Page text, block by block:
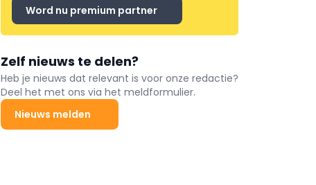
Word nu premium partner
Zelf nieuws te delen?
Heb je nieuws dat relevant is voor onze redactie?
Deel het met ons via het meldformulier.
Nieuws melden